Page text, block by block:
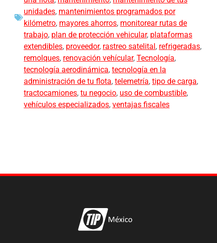
unidades, mantenimientos programados por
kilómetro, mayores ahorros, monitorear rutas de
trabajo, plan de protección vehicular, plataformas
extendibles, proveedor, rastreo satelital, refrigeradas,
remolques, renovación vehícular, Tecnología,
tecnología aerodinámica, tecnología en la
administración de tu flota, telemetría, tipo de carga,
tractocamiones, tu negocio, uso de combustible,
vehículos especializados, ventajas fiscales